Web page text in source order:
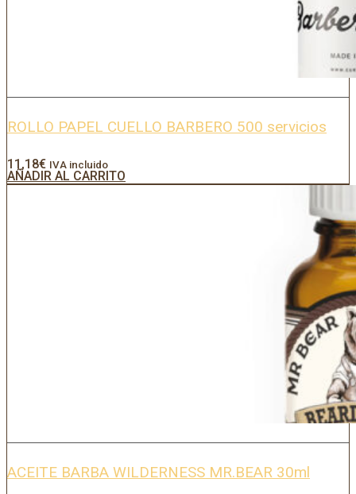
ROLLO PAPEL CUELLO BARBERO 500 servicios
11,18€ IVA incluido
AÑADIR AL CARRITO
ACEITE BARBA WILDERNESS MR.BEAR 30ml